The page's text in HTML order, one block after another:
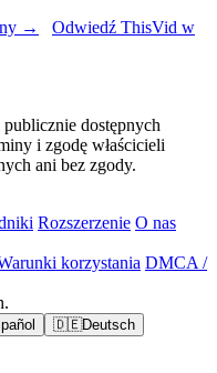
→
Odwiedź ThisVid w
dostępnych
i zgodę właścicieli
ani bez zgody.
Rozszerzenie O nas
korzystania DMCA /
🇩🇪Deutsch